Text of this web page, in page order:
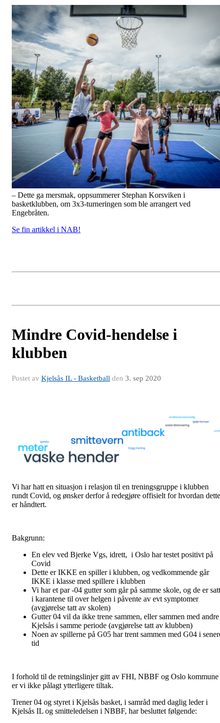
– Dette ga mersmak, oppsummerer Stephan Korsviken i
basketklubben, om 3x3-turneringen som ble arrangert ved
Engebråten.
Se fin artikkel i NAB!
Mindre Covid-hendelse i
klubben
Postet av Kjelsås IL - Basketball den 3. sep 2020
Vi har hatt en situasjon i relasjon til en treningsgruppe i klubben
rundt Covid, og ønsker derfor å redegjøre offisielt for hvordan dette
er håndtert.
Bakgrunn:
En elev ved Bjerke Vgs, idrett, i Oslo har testet positivt på
Covid
Dette er IKKE en spiller i klubben, og vedkommende går
IKKE i klasse med spillere i klubben
Vi har et par -04 gutter som går på samme skole, og de er satt
i karantene til over helgen i påvente av evt symptomer
(avgjørelse tatt av skolen)
Gutter 04 vil da ikke trene sammen, eller sammen med
Kjelsås i samme periode (avgjørelse tatt av klubben)
Noen av spillerne på G05 har trent sammen med G04 i
tid
I forhold til de retningslinjer gitt av FHI, NBBF og Oslo kommune
er vi ikke pålagt ytterligere tiltak.
Trener 04 og styret i Kjelsås basket, i samråd med daglig leder i
Kjelsås IL og smitteledelsen i NBBF, har besluttet følgende: